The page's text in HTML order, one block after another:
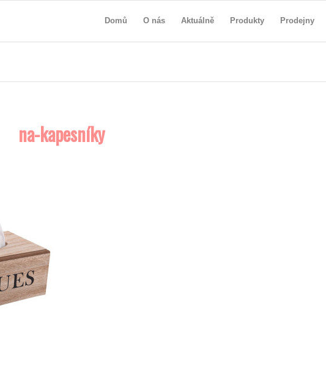
Domů O nás Aktuálně Produkty Prodejny
na-kapesníky